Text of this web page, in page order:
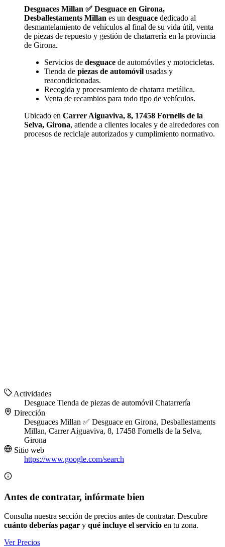
Desguaces Millan ✅ Desguace en Girona,
Desballestaments Millan es un desguace dedicado al
desmantelamiento de vehículos al final de su vida útil, venta
de piezas de repuesto y gestión de chatarrería en la provincia
de Girona.
Servicios de desguace de automóviles y motocicletas.
Tienda de piezas de automóvil usadas y
reacondicionadas.
Recogida y procesamiento de chatarra metálica.
Venta de recambios para todo tipo de vehículos.
Ubicado en Carrer Aiguaviva, 8, 17458 Fornells de la
Selva, Girona, atiende a clientes locales y de alrededores con
procesos de reciclaje autorizados y cumplimiento normativo.
Actividades
Desguace Tienda de piezas de automóvil Chatarrería
Dirección
Desguaces Millan ✅ Desguace en Girona, Desballestaments
Millan, Carrer Aiguaviva, 8, 17458 Fornells de la Selva,
Girona
Sitio web
https://www.google.com/search
Antes de contratar, infórmate bien
Consulta nuestra sección de precios antes de contratar. Descubre
cuánto deberías pagar y qué incluye el servicio en tu zona.
Ver Precios